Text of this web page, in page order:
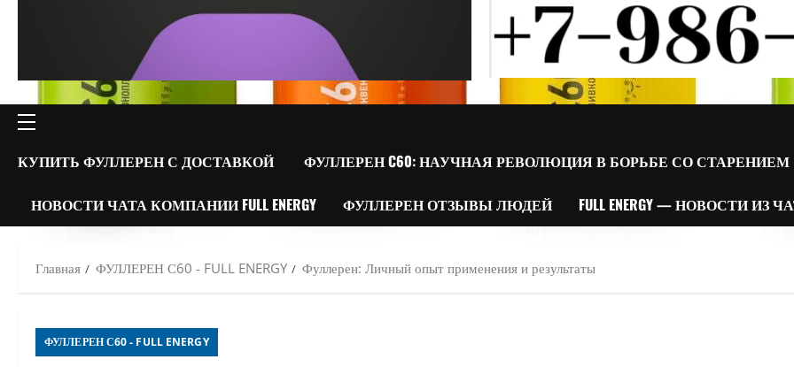
ОСНОВНОЕ
МЕНЮ
КУПИТЬ ФУЛЛЕРЕН С ДОСТАВКОЙ ФУЛЛЕРЕН C60: НАУЧНАЯ РЕВОЛЮЦИЯ В БОРЬБЕ СО СТАРЕНИЕМ
НОВОСТИ ЧАТА КОМПАНИИ FULL ENERGY ФУЛЛЕРЕН ОТЗЫВЫ ЛЮДЕЙ FULL ENERGY — НОВОСТИ ИЗ
Главная ФУЛЛЕРЕН С60 - FULL ENERGY Фуллерен: Личный опыт применения и результаты
ФУЛЛЕРЕН С60 - FULL ENERGY